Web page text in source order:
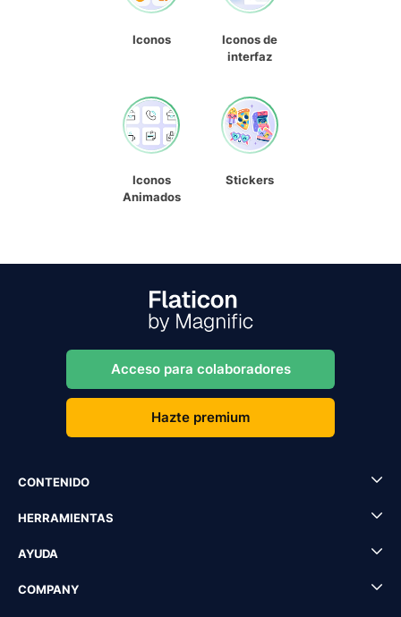
Iconos
Iconos de
interfaz
Iconos
Animados
Stickers
Acceso para colaboradores
Hazte premium
CONTENIDO
HERRAMIENTAS
AYUDA
COMPANY